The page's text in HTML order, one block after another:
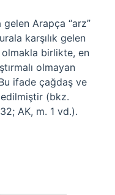
gelen Arapça “arz”
karşılık gelen
birlikte, en
olmayan
ifade çağdaş ve
(bkz.
AK, m. 1 vd.).